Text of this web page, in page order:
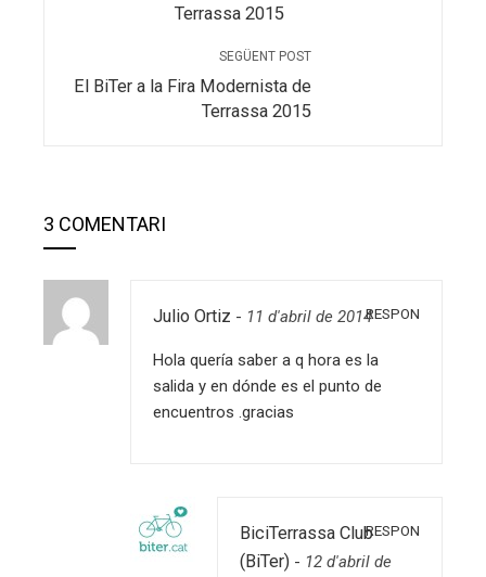
Terrassa 2015
SEGÜENT POST
El BiTer a la Fira Modernista de
Terrassa 2015
3 COMENTARI
Julio Ortiz - 11 d'abril de 2014RESPON
Hola quería saber a q hora es la
salida y en dónde es el punto de
encuentros .gracias
BiciTerrassa Club
(BiTer) - 12 d'abril de
RESPON